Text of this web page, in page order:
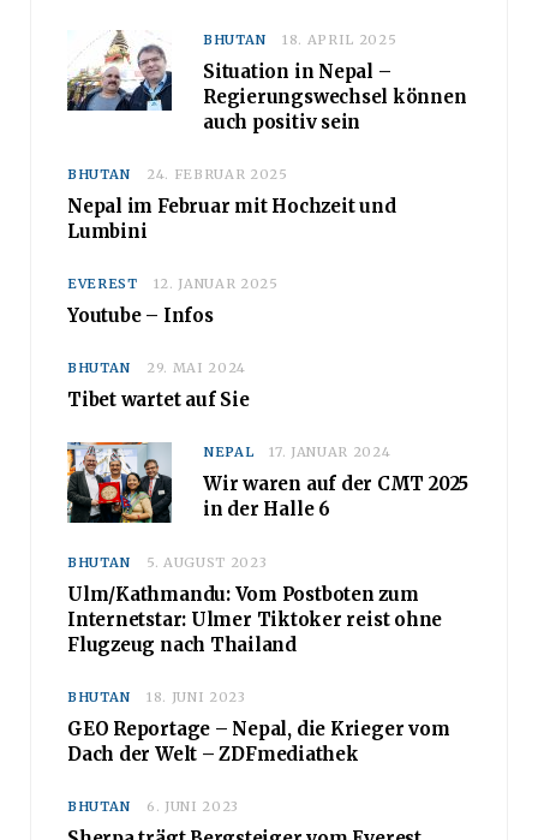
BHUTAN 18. APRIL 2025
Situation in Nepal –
Regierungswechsel können
auch positiv sein
BHUTAN 24. FEBRUAR 2025
Nepal im Februar mit Hochzeit und
Lumbini
EVEREST 12. JANUAR 2025
Youtube – Infos
BHUTAN 29. MAI 2024
Tibet wartet auf Sie
NEPAL 17. JANUAR 2024
Wir waren auf der CMT 2025
in der Halle 6
BHUTAN 5. AUGUST 2023
Ulm/Kathmandu: Vom Postboten zum
Internetstar: Ulmer Tiktoker reist ohne
Flugzeug nach Thailand
BHUTAN 18. JUNI 2023
GEO Reportage – Nepal, die Krieger vom
Dach der Welt – ZDFmediathek
BHUTAN 6. JUNI 2023